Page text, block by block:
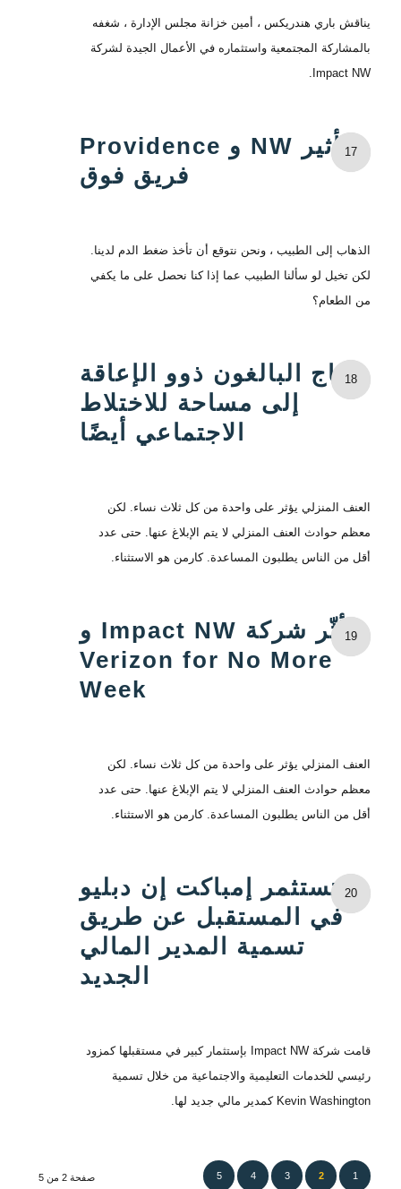
يناقش باري هندريكس ، أمين خزانة مجلس الإدارة ، شغفه
بالمشاركة المجتمعية واستثماره في الأعمال الجيدة لشركة
Impact NW.
17
تأثير NW و Providence
فريق فوق
الذهاب إلى الطبيب ، ونحن نتوقع أن تأخذ ضغط الدم لدينا.
لكن تخيل لو سألنا الطبيب عما إذا كنا نحصل على ما يكفي
من الطعام؟
18
يحتاج البالغون ذوو الإعاقة
إلى مساحة للاختلاط
الاجتماعي أيضًا
العنف المنزلي يؤثر على واحدة من كل ثلاث نساء. لكن
معظم حوادث العنف المنزلي لا يتم الإبلاغ عنها. حتى عدد
أقل من الناس يطلبون المساعدة. كارمن هو الاستثناء.
19
تتأثّر شركة Impact NW و
Verizon for No More
Week
العنف المنزلي يؤثر على واحدة من كل ثلاث نساء. لكن
معظم حوادث العنف المنزلي لا يتم الإبلاغ عنها. حتى عدد
أقل من الناس يطلبون المساعدة. كارمن هو الاستثناء.
20 تستثمر إمباكت إن دبليو
في المستقبل عن طريق
تسمية المدير المالي
الجديد
قامت شركة Impact NW بإستثمار كبير في مستقبلها كمزود
رئيسي للخدمات التعليمية والاجتماعية من خلال تسمية
Kevin Washington كمدير مالي جديد لها.
صفحة 2 من 5 1
2
3
4
5